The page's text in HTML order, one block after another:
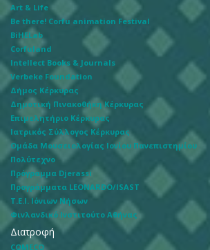
Art & Life
Be there! Corfu animation Festival
BiHELab
Corfuland
Intellect Books & Journals
Verbeke Foundation
Δήμος Κέρκυρας
Δημοτική Πινακοθήκη Κέρκυρας
Επιμελητήριο Κέρκυρας
Ιατρικός Σύλλογος Κέρκυρας
Ομάδα Μουσειολογίας Ιονίου Πανεπιστημίου
Πολύτεχνο
Πρόγραμμα Djerassi
Προγράμματα LEONARDO/ISAST
Τ.Ε.Ι. Ιόνιων Νήσων
Φινλανδικό Ινστιτούτο Αθήνας
Διατροφή
COMECO